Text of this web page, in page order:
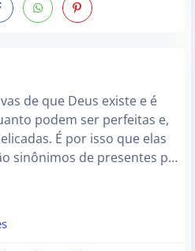
de que Deus existe e é
podem ser perfeitas e,
É por isso que elas
sinônimos de presentes p…